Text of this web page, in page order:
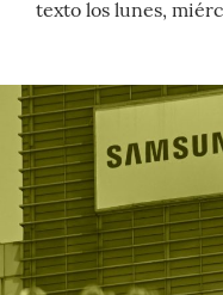
texto los lunes,